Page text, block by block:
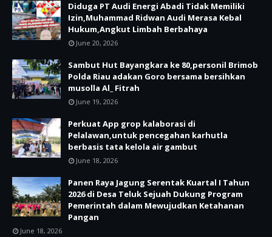
Diduga PT Audi Energi Abadi Tidak Memiliki
Izin,Muhammad Ridwan Audi Merasa Kebal
Hukum,Angkut Limbah Berbahaya
June 20, 2026
Sambut Hut Bayangkara ke 80,personil Brimob
Polda Riau adakan Goro bersama bersihkan
musolla Al_ Fitrah
June 19, 2026
Perkuat App grop kalaborasi di
Pelalawan,untuk pencegahan karhutla
berbasis tata kelola air gambut
June 18, 2026
Panen Raya Jagung Serentak Kuartal I Tahun
2026 di Desa Teluk Sejuah Dukung Program
Pemerintah dalam Mewujudkan Ketahanan
Pangan
June 18, 2026